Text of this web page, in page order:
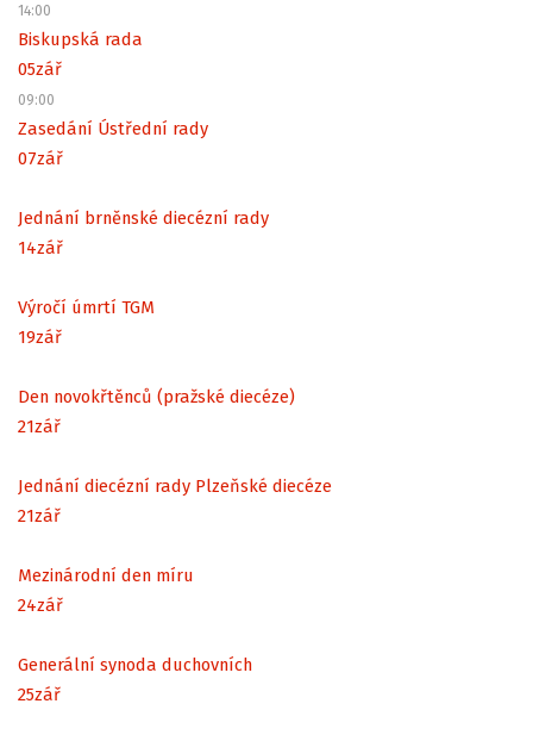
14:00
Biskupská rada
05zář
09:00
Zasedání Ústřední rady
07zář
Jednání brněnské diecézní rady
14zář
Výročí úmrtí TGM
19zář
Den novokřtěnců (pražské diecéze)
21zář
Jednání diecézní rady Plzeňské diecéze
21zář
Mezinárodní den míru
24zář
Generální synoda duchovních
25zář